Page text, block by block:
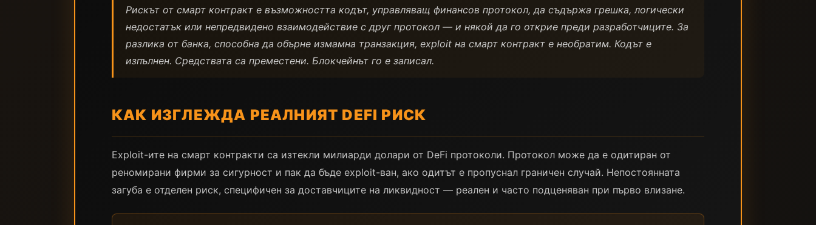
Рискът от смарт контракт е възможността кодът, управляващ финансов протокол, да съдържа грешка, логически
недостатък или непредвидено взаимодействие с друг протокол — и някой да го открие преди разработчиците. За
разлика от банка, способна да обърне измамна транзакция, exploit на смарт контракт е необратим. Кодът е
изпълнен. Средствата са преместени. Блокчейнът го е записал.
КАК ИЗГЛЕЖДА РЕАЛНИЯТ DEFI РИСК
Exploit-ите на смарт контракти са изтекли милиарди долари от DeFi протоколи. Протокол може да е одитиран от
реномирани фирми за сигурност и пак да бъде exploit-ван, ако одитът е пропуснал граничен случай. Непостоянната
загуба е отделен риск, специфичен за доставчиците на ликвидност — реален и часто подценяван при първо влизане.